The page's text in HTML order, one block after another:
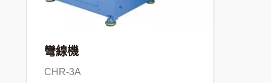
彎線機
CHR-3A